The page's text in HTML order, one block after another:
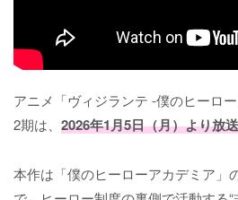
アニメ「ヴィジランテ -僕のヒーロ
2期は、 2026年1月5日（月）より放送
本作は「僕のヒーローアカデミア」